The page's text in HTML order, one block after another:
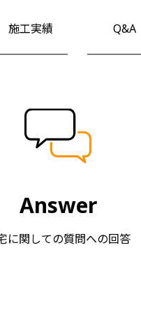
施工実績 Q&A
Answer
に関しての質問への回答